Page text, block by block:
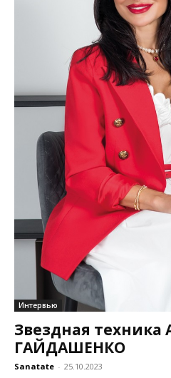
Интервью
Звездная
ГАЙДАШЕНКО
Sanatate - 25.10.2023